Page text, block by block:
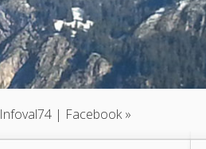
Infoval74 | Facebook»